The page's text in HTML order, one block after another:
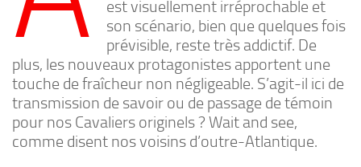
est visuellement irréprochable et
son scénario, bien que quelques fois
prévisible, reste très addictif. De
plus, les nouveaux protagonistes apportent une
touche de fraîcheur non négligeable. S’agit-il ici de
transmission de savoir ou de passage de témoin
pour nos Cavaliers originels ? Wait and see,
comme disent nos voisins d’outre-Atlantique.